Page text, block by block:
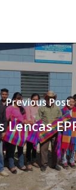
Previous Post
Lencas